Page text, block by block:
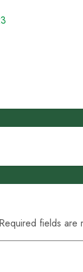
fields are